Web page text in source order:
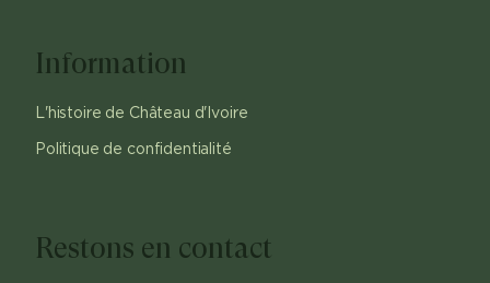
Information
L'histoire de Château d'Ivoire
Politique de confidentialité
Restons en contact